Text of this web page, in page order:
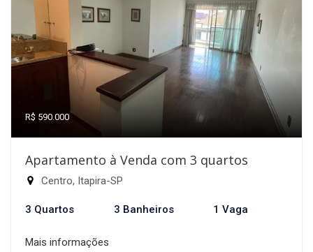
R$ 590.000
Apartamento à Venda com 3 quartos
Centro, Itapira-SP
3 Quartos 3 Banheiros 1 Vaga
Mais informações